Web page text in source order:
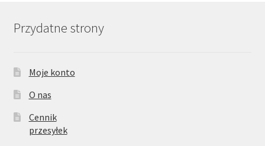
Przydatne strony
Moje konto
O nas
Cennik
przesyłek